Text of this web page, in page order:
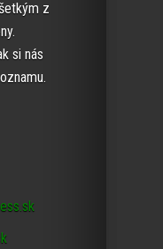
z
si nás